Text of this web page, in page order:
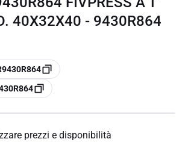
40X32X40 - 9430R864
prezzi e disponibilità